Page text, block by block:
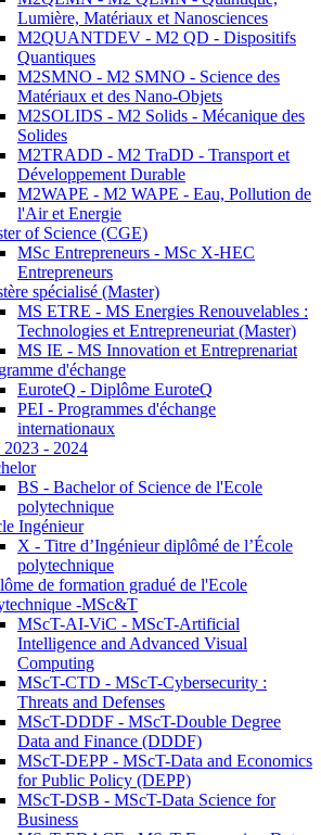
Lumière, Matériaux et Nanosciences
M2QUANTDEV - M2 QD - Dispositifs
Quantiques
M2SMNO - M2 SMNO - Science des
Matériaux et des Nano-Objets
M2SOLIDS - M2 Solids - Mécanique des
Solides
M2TRADD - M2 TraDD - Transport et
Développement Durable
M2WAPE - M2 WAPE - Eau, Pollution de
l'Air et Energie
of Science (CGE)
MSc Entrepreneurs - MSc X-HEC
Entrepreneurs
spécialisé (Master)
MS ETRE - MS Energies Renouvelables :
Technologies et Entrepreneuriat (Master)
MS IE - MS Innovation et Entreprenariat
d'échange
EuroteQ - Diplôme EuroteQ
PEI - Programmes d'échange
internationaux
2023 - 2024
BS - Bachelor of Science de l'Ecole
polytechnique
Ingénieur
X - Titre d’Ingénieur diplômé de l’École
polytechnique
de formation gradué de l'Ecole
-MSc&T
MScT-AI-ViC - MScT-Artificial
Intelligence and Advanced Visual
Computing
MScT-CTD - MScT-Cybersecurity :
Threats and Defenses
MScT-DDDF - MScT-Double Degree
Data and Finance (DDDF)
MScT-DEPP - MScT-Data and Economics
for Public Policy (DEPP)
MScT-DSB - MScT-Data Science for
Business